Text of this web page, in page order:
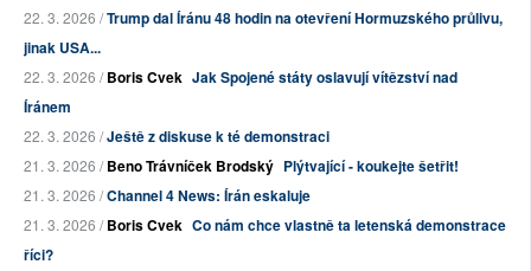
22. 3. 2026 /Trump dal Íránu 48 hodin na otevření Hormuzského průlivu,
jinak USA...
22. 3. 2026 /Boris Cvek Jak Spojené státy oslavují vítězství nad
Íránem
22. 3. 2026 /Ještě z diskuse k té demonstraci
21. 3. 2026 /Beno Trávníček Brodský Plýtvající - koukejte šetřit!
21. 3. 2026 /Channel 4 News: Írán eskaluje
21. 3. 2026 /Boris Cvek Co nám chce vlastně ta letenská demonstrace
říci?